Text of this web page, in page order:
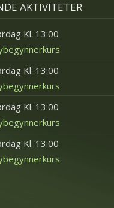
AKTIVITETER
Kl. 13:00
Kl. 13:00
Kl. 13:00
Kl. 13:00